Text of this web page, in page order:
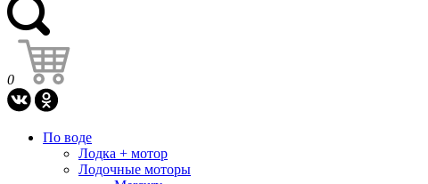
0
По воде
Лодка + мотор
Лодочные моторы